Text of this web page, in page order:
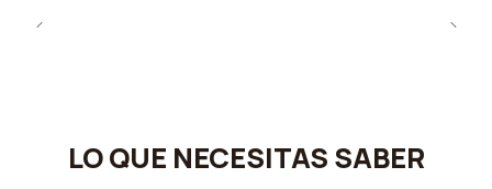
LO QUE NECESITAS SABER